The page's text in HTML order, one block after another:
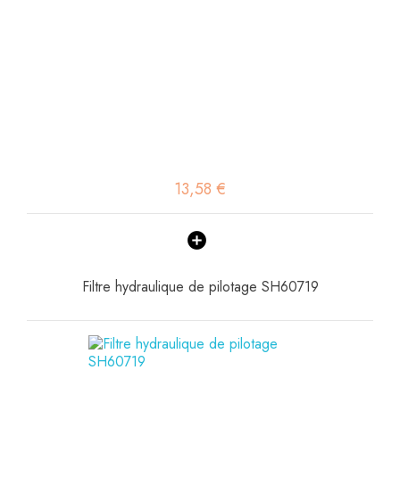
13,58 €
Filtre hydraulique de pilotage SH60719